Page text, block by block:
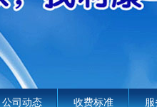
公司动态 收费标准 服